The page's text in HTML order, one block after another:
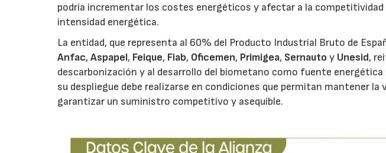
podría incrementar los costes energéticos y afectar a la
intensidad energética.
La entidad, que representa al 60% del Producto Industrial Bruto de
Anfac,Aspapel, Feique, Fiab, Oficemen, Primigea, Sernautoy Unesid,
descarbonización y al desarrollo del biometano como fuente
su despliegue debe realizarse en condiciones que permitan mantener la
garantizar un suministro competitivo y asequible.